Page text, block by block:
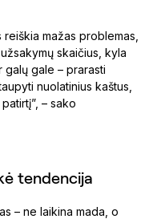
mažas problemas,
skaičius, kyla
galų gale – prarasti
nuolatinius kaštus,
– sako
tendencija
– ne laikina mada, o